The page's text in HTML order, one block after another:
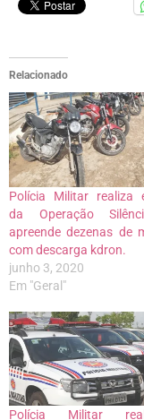
Relacionado
Polícia Militar realiza
da Operação
apreende dezenas de
com descarga kdron.
junho 3, 2020
Em "Geral"
Polícia Militar